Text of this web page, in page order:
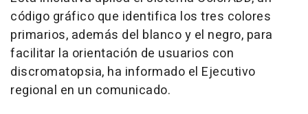
código gráfico que identifica los tres colores
primarios, además del blanco y el negro, para
facilitar la orientación de usuarios con
discromatopsia, ha informado el Ejecutivo
regional en un comunicado.